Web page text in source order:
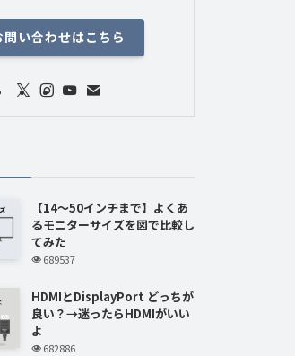
問い合わせはこちら
【14～50インチまで】よくあ
るモニターサイズを図で比較し
てみた
689537
HDMIとDisplayPort どっちが
良い？→迷ったらHDMIがいい
よ
682886